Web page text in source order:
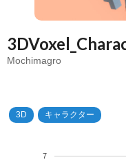
Mochimagro
3D キャラクター
7